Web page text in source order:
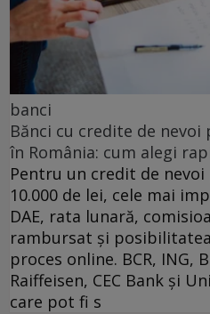
banci
Bănci cu credite de nevoi
în România: cum alegi
Pentru un credit de
10.000 de lei, cele mai
DAE, rata lunară,
rambursat și
proces online. BCR, ING,
Raiffeisen, CEC Bank și
care pot fi s